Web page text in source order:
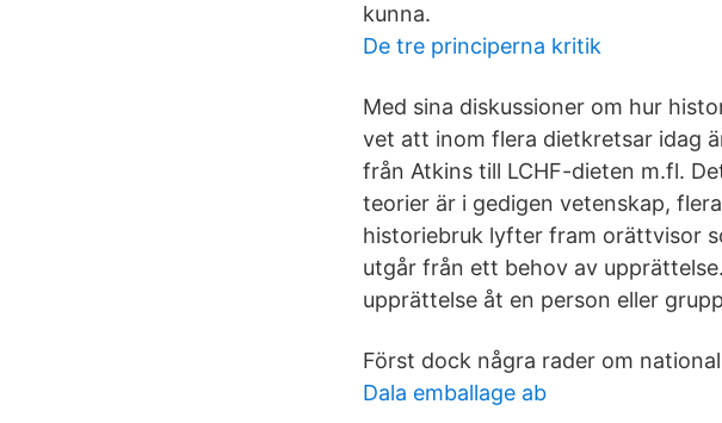
kunna.
De tre principerna kritik
Med sina diskussioner om hur
vet att inom flera dietkretsar idag
från Atkins till LCHF-dieten m.fl.
teorier är i gedigen vetenskap,
historiebruk lyfter fram orättvisor
utgår från ett behov av
upprättelse åt en person eller
Först dock några rader om
Dala emballage ab